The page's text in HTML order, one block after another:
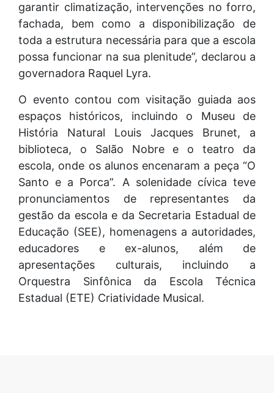
garantir climatização, intervenções no forro,
fachada, bem como a disponibilização de
toda a estrutura necessária para que a escola
possa funcionar na sua plenitude”, declarou a
governadora Raquel Lyra.
O evento contou com visitação guiada aos
espaços históricos, incluindo o Museu de
História Natural Louis Jacques Brunet, a
biblioteca, o Salão Nobre e o teatro da
escola, onde os alunos encenaram a peça “O
Santo e a Porca”. A solenidade cívica teve
pronunciamentos de representantes da
gestão da escola e da Secretaria Estadual de
Educação (SEE), homenagens a autoridades,
educadores e ex-alunos, além de
apresentações culturais, incluindo a
Orquestra Sinfônica da Escola Técnica
Estadual (ETE) Criatividade Musical.